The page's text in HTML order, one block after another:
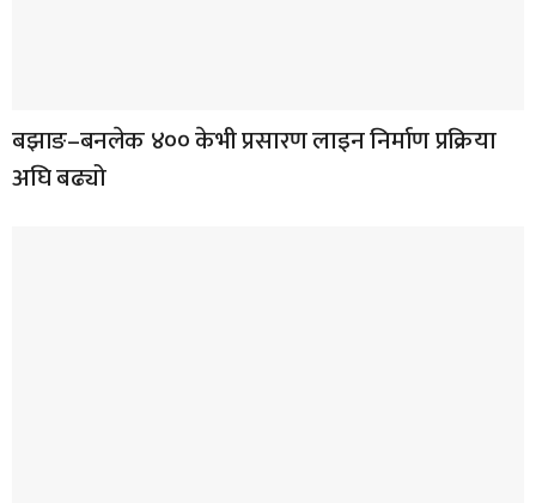
बझाङ–बनलेक ४०० केभी प्रसारण लाइन निर्माण प्रक्रिया
अघि बढ्यो